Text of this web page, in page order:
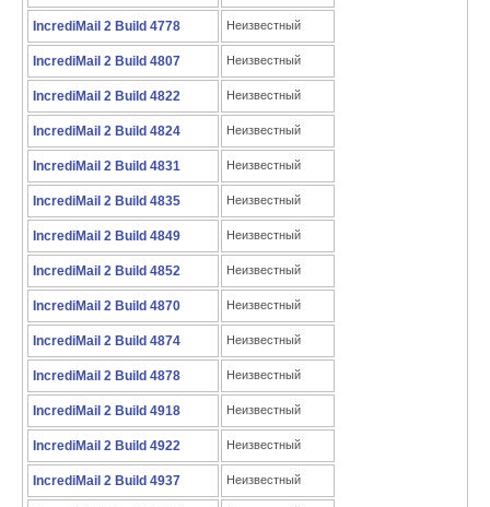
IncrediMail 2 Build 4778 Неизвестный
IncrediMail 2 Build 4807 Неизвестный
IncrediMail 2 Build 4822 Неизвестный
IncrediMail 2 Build 4824 Неизвестный
IncrediMail 2 Build 4831 Неизвестный
IncrediMail 2 Build 4835 Неизвестный
IncrediMail 2 Build 4849 Неизвестный
IncrediMail 2 Build 4852 Неизвестный
IncrediMail 2 Build 4870 Неизвестный
IncrediMail 2 Build 4874 Неизвестный
IncrediMail 2 Build 4878 Неизвестный
IncrediMail 2 Build 4918 Неизвестный
IncrediMail 2 Build 4922 Неизвестный
IncrediMail 2 Build 4937 Неизвестный